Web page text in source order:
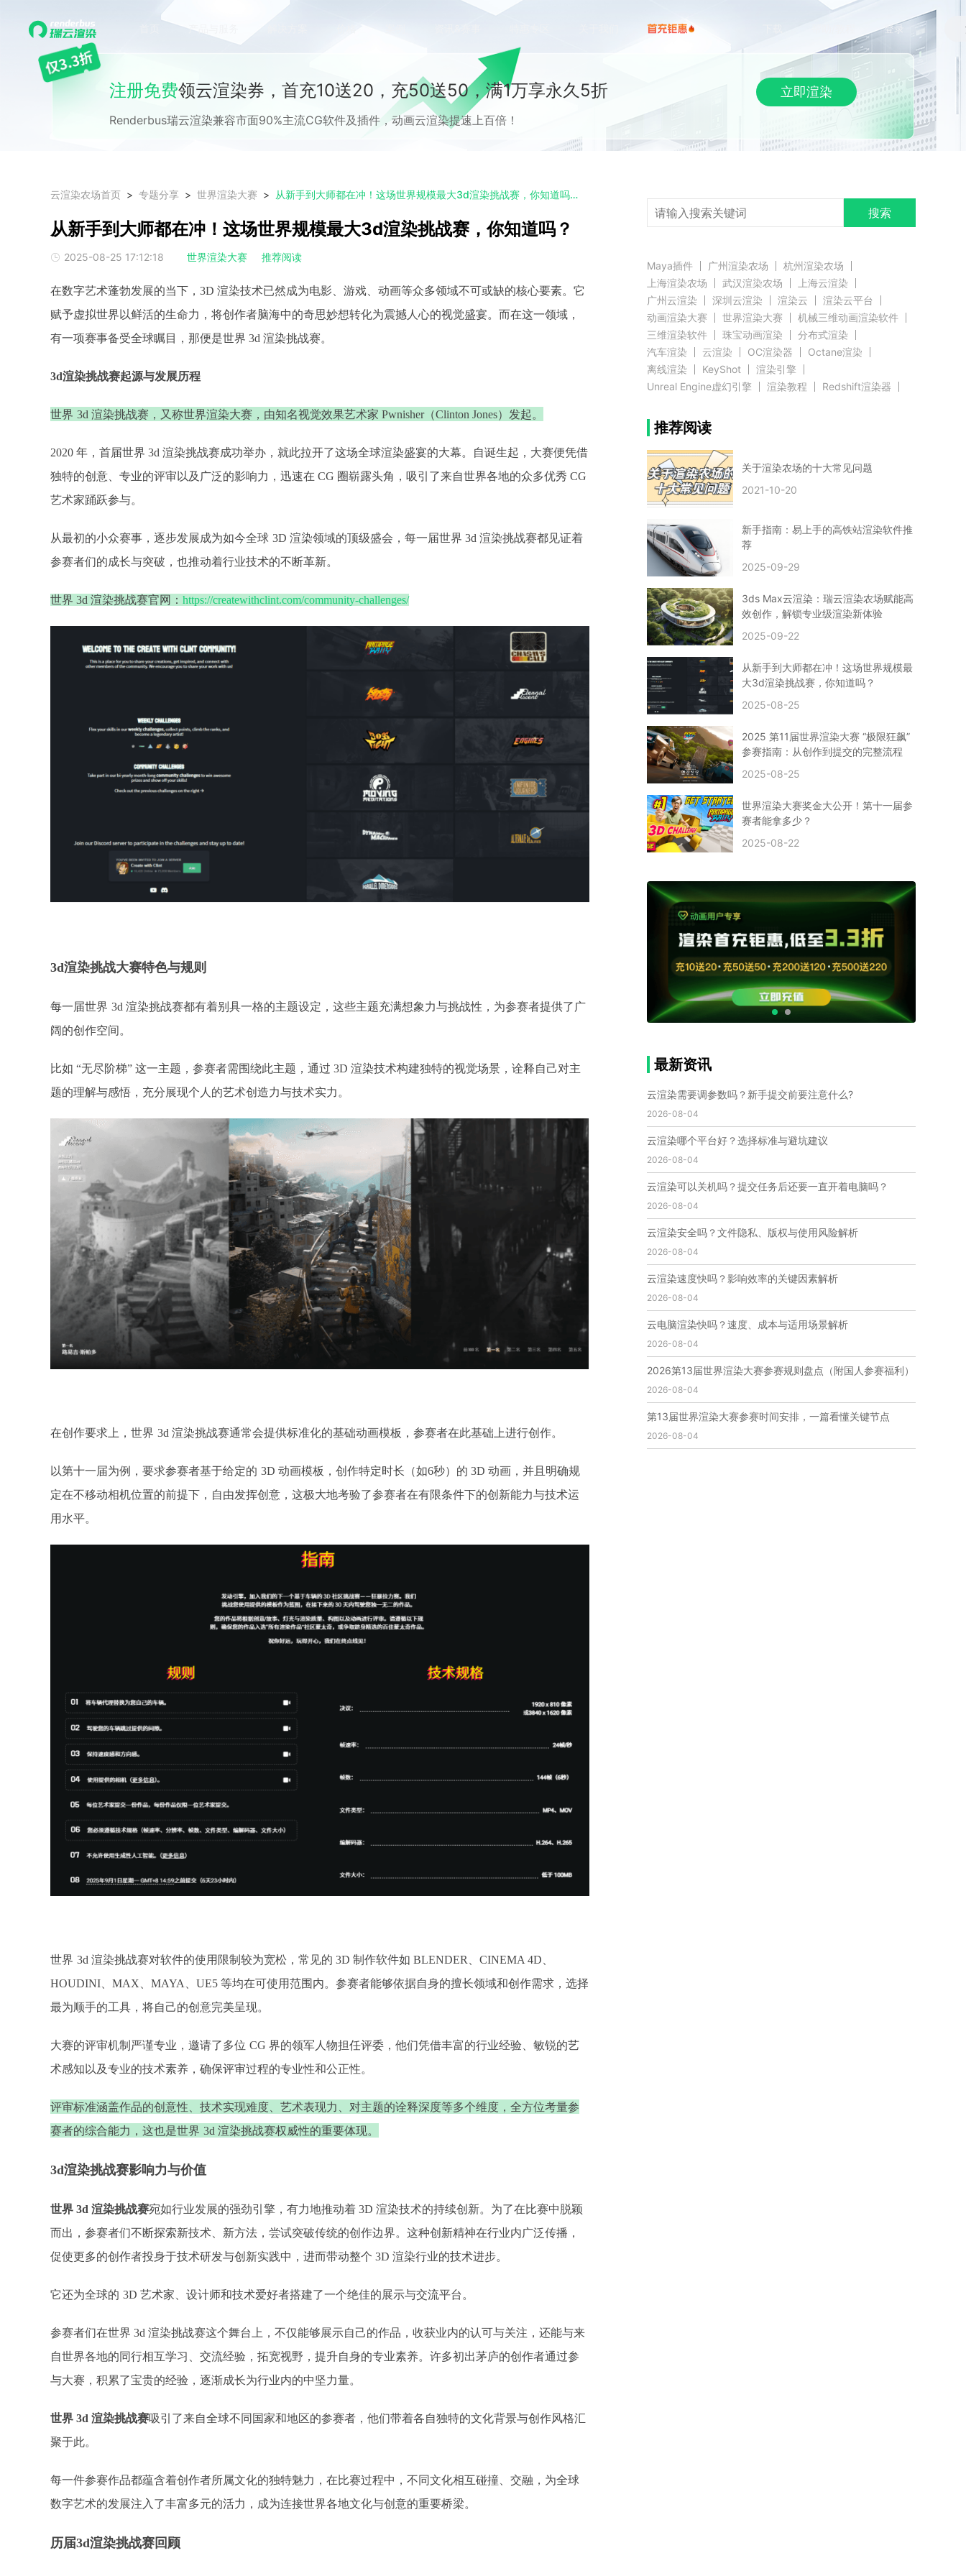
产品与服务 登录
注册免费领云渲染券，首充10送20，充50送50，满1万享永久5折
Renderbus瑞云渲染兼容市面90%主流CG软件及插件，动画云渲染提速上百倍！
立即渲染
云渲染农场首页 专题分享 世界渲染大赛 从新手到大师都在冲！这场世界规模最大3d渲染挑战赛，你知道吗？
从新手到大师都在冲！这场世界规模最大3d渲染挑战赛，你知道吗？
2025-08-25 17:12:18 世界渲染大赛 推荐阅读
在数字艺术蓬勃发展的当下，3D 渲染技术已然成为电影、游戏、动画等众多领域不可或缺的核心要素。它
赋予虚拟世界以鲜活的生命力，将创作者脑海中的奇思妙想转化为震撼人心的视觉盛宴。而在这一领域，
有一项赛事备受全球瞩目，那便是世界 3d 渲染挑战赛。
3d渲染挑战赛起源与发展历程​
世界 3d 渲染挑战赛，又称世界渲染大赛，由知名视觉效果艺术家 Pwnisher（Clinton Jones）发起。
2020 年，首届世界 3d 渲染挑战赛成功举办，就此拉开了这场全球渲染盛宴的大幕。自诞生起，大赛便凭借
独特的创意、专业的评审以及广泛的影响力，迅速在 CG 圈崭露头角，吸引了来自世界各地的众多优秀 CG
艺术家踊跃参与。
从最初的小众赛事，逐步发展成为如今全球 3D 渲染领域的顶级盛会，每一届世界 3d 渲染挑战赛都见证着
参赛者们的成长与突破，也推动着行业技术的不断革新。
世界 3d 渲染挑战赛官网：https://createwithclint.com/community-challenges/
3d渲染挑战大赛特色与规则
每一届世界 3d 渲染挑战赛都有着别具一格的主题设定，这些主题充满想象力与挑战性，为参赛者提供了广
阔的创作空间。
比如 “无尽阶梯” 这一主题，参赛者需围绕此主题，通过 3D 渲染技术构建独特的视觉场景，诠释自己对主
题的理解与感悟，充分展现个人的艺术创造力与技术实力。​
在创作要求上，世界 3d 渲染挑战赛通常会提供标准化的基础动画模板，参赛者在此基础上进行创作。
以第十一届为例，要求参赛者基于给定的 3D 动画模板，创作特定时长（如6秒）的 3D 动画，并且明确规
定在不移动相机位置的前提下，自由发挥创意，这极大地考验了参赛者在有限条件下的创新能力与技术运
用水平。
世界 3d 渲染挑战赛对软件的使用限制较为宽松，常见的 3D 制作软件如 BLENDER、CINEMA 4D、
HOUDINI、MAX、MAYA、UE5 等均在可使用范围内。参赛者能够依据自身的擅长领域和创作需求，选择
最为顺手的工具，将自己的创意完美呈现。​
大赛的评审机制严谨专业，邀请了多位 CG 界的领军人物担任评委，他们凭借丰富的行业经验、敏锐的艺
术感知以及专业的技术素养，确保评审过程的专业性和公正性。
评审标准涵盖作品的创意性、技术实现难度、艺术表现力、对主题的诠释深度等多个维度，全方位考量参
赛者的综合能力，这也是世界 3d 渲染挑战赛权威性的重要体现。​
3d渲染挑战赛影响力与价值
世界 3d 渲染挑战赛宛如行业发展的强劲引擎，有力地推动着 3D 渲染技术的持续创新。为了在比赛中脱颖
而出，参赛者们不断探索新技术、新方法，尝试突破传统的创作边界。这种创新精神在行业内广泛传播，
促使更多的创作者投身于技术研发与创新实践中，进而带动整个 3D 渲染行业的技术进步。​
它还为全球的 3D 艺术家、设计师和技术爱好者搭建了一个绝佳的展示与交流平台。
参赛者们在世界 3d 渲染挑战赛这个舞台上，不仅能够展示自己的作品，收获业内的认可与关注，还能与来
自世界各地的同行相互学习、交流经验，拓宽视野，提升自身的专业素养。许多初出茅庐的创作者通过参
与大赛，积累了宝贵的经验，逐渐成长为行业内的中坚力量。
世界 3d 渲染挑战赛吸引了来自全球不同国家和地区的参赛者，他们带着各自独特的文化背景与创作风格汇
聚于此。
每一件参赛作品都蕴含着创作者所属文化的独特魅力，在比赛过程中，不同文化相互碰撞、交融，为全球
数字艺术的发展注入了丰富多元的活力，成为连接世界各地文化与创意的重要桥梁。
历届3d渲染挑战赛回顾
搜索
Maya插件 广州渲染农场
杭州渲染农场
上海渲染农场
武汉渲染农场
上海云渲染
广州云渲染
深圳云渲染 渲染云
渲染云平台
动画渲染大赛
世界渲染大赛
机械三维动画渲染软件
三维渲染软件
珠宝动画渲染
分布式渲染
汽车渲染
云渲染 OC渲染器
Octane渲染
离线渲染
KeyShot
渲染引擎
Unreal Engine虚幻引擎
渲染教程
Redshift渲染器
推荐阅读
3D模型教程
云渲染农场使用教程
渲染图黑色
云渲染农场价格
建筑效果图渲染
渲染速度慢
贴图教程
CG角色制作心得
动画渲染 在线渲染
渲染技巧
雕刻3D模型
Blender云端渲染
maya渲染 CG动画
动画制作
Blender
CG渲染 渲染农场
3dmax云端渲染
渲染图
CG原画
clarisse教程
拟真人物制作 实时渲染
视觉效果
视觉特效
特效 VRay制作案例
VFX案例
手动渲染农场
云渲染小课堂
CPU渲染
Arnold案例
vr渲染器
效果图渲染 免费云渲染
Autodesk
2D转3D
SU渲染 圣诞短片
风暴幽灵船
云渲染大咖专访
CG电影云渲染案例
Houdini建模案例
CG人物制作
Maya基础知识
Blender渲染技巧
3ds Max资讯
3ds Max教程
CG软件资讯
3d云渲染
3dmax渲染
Substance Painter
vray网络渲染
SAAS渲染农场
Lumion
ZBrush技巧
SketchUp教程
3dmax 渲染慢
渲染卡顿
云渲染怎么收费
纹理渲染
全局光引擎
渲染溢色
EEVEE渲染器
Cycles渲染器
C4D教程
Corona降噪器
奥斯卡
人物建模渲染
在线建模渲染
北京渲染农场
成都动画渲染
免费渲染农场
网络渲染农场
个人渲染农场
小型渲染农场
自建渲染农场
视频渲染农场
渲染农场软件
cpu渲染农场
渲染农场费用
渲染农场下载
模型软件
建模渲染软件
三维建模渲染
3d建模渲染
云渲染农场
C4D渲染农场
渲染农场收费
云渲染农场价格
瑞云渲染农场价格
动画渲染农场
第十一届世界渲染大赛
世界渲染大赛时间
世界渲染大赛官网
国际渲染大赛
国际渲染大赛排名
世界渲染大赛软件
瑞云官网
瑞云科技 端云
瑞云渲染官网
网络渲染软件
云渲染服务
云渲染怎么收费
云渲染怎么用
云渲染技术
云渲染原理 云渲染插件
云渲染软件
云渲染引擎
云渲染主机
云渲染软件厂家
免费云渲染
云渲染网站
云渲染收费 云渲染厂家
云渲染厂商
瑞云渲染大赛
3d渲染大赛
CG动画渲染大赛
瑞云渲染大赛报名页
瑞云渲染大赛奖项
瑞云渲染大赛历届大赛回顾
云渲染电脑
云渲染配置 云主机渲染
视频云渲染
实时渲染云
推荐阅读
关于渲染农场的十大常见问题
2021-10-20
新手指南：易上手的高铁站渲染软件推
荐
2025-09-29
3ds Max云渲染：瑞云渲染农场赋能高
效创作，解锁专业级渲染新体验
2025-09-22
从新手到大师都在冲！这场世界规模最
大3d渲染挑战赛，你知道吗？
2025-08-25
2025 第11届世界渲染大赛 “极限狂飙”
参赛指南：从创作到提交的完整流程
2025-08-25
世界渲染大赛奖金大公开！第十一届参
赛者能拿多少？
2025-08-22
最新资讯
云渲染需要调参数吗？新手提交前要注意什么?
2026-08-04
云渲染哪个平台好？选择标准与避坑建议
2026-08-04
云渲染可以关机吗？提交任务后还要一直开着电脑吗？
2026-08-04
云渲染安全吗？文件隐私、版权与使用风险解析
2026-08-04
云渲染速度快吗？影响效率的关键因素解析
2026-08-04
云电脑渲染快吗？速度、成本与适用场景解析
2026-08-04
2026第13届世界渲染大赛参赛规则盘点（附国人参赛福利）
2026-08-04
第13届世界渲染大赛参赛时间安排，一篇看懂关键节点
2026-08-04